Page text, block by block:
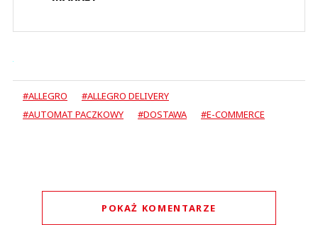
#ALLEGRO
#ALLEGRO DELIVERY
#AUTOMAT PACZKOWY
#DOSTAWA #E-COMMERCE
POKAŻ KOMENTARZE